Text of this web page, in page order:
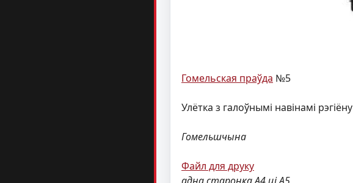
Гомельская праўда №5
Улётка з галоўнымі навінамі рэгіёну
Гомельшчына
Файл для друку